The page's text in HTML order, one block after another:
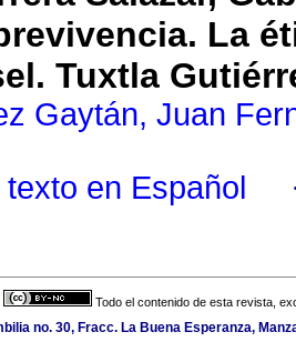
La
Tuxtla
Gaytán, Juan
texto en Español
Todo el contenido de esta revista,
no. 30, Fracc. La Buena Esperanza,